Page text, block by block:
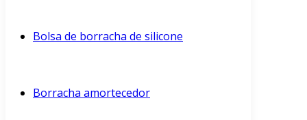
Bolsa de borracha de silicone
Borracha amortecedor